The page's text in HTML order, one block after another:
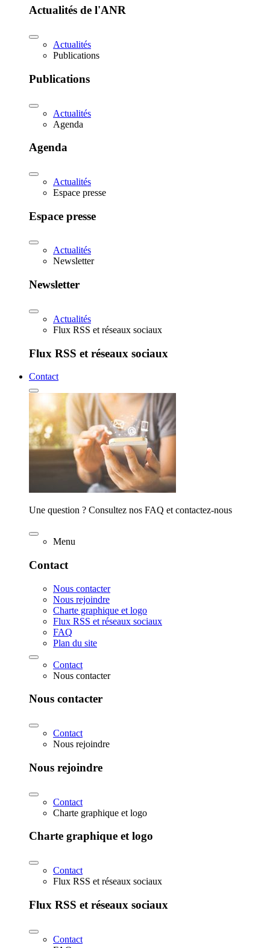
Actualités de l'ANR
Actualités
Publications
Publications
Actualités
Agenda
Agenda
Actualités
Espace presse
Espace presse
Actualités
Newsletter
Newsletter
Actualités
Flux RSS et réseaux sociaux
Flux RSS et réseaux sociaux
Contact
Une question ? Consultez nos FAQ et contactez-nous
Menu
Contact
Nous contacter
Nous rejoindre
Charte graphique et logo
Flux RSS et réseaux sociaux
FAQ
Plan du site
Contact
Nous contacter
Nous contacter
Contact
Nous rejoindre
Nous rejoindre
Contact
Charte graphique et logo
Charte graphique et logo
Contact
Flux RSS et réseaux sociaux
Flux RSS et réseaux sociaux
Contact